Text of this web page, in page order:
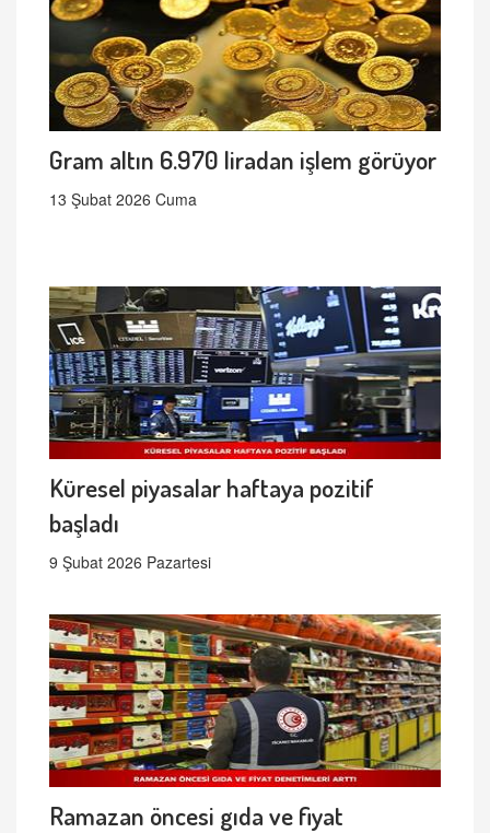
Gram altın 6.970 liradan işlem görüyor
13 Şubat 2026 Cuma
Küresel piyasalar haftaya pozitif
başladı
9 Şubat 2026 Pazartesi
Ramazan öncesi gıda ve fiyat